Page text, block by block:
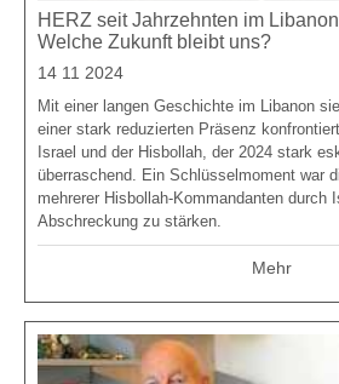
HERZ seit Jahrzehnten im Libanon
Welche Zukunft bleibt uns?
14 11 2024
Mit einer langen Geschichte im Libanon
einer stark reduzierten Präsenz
Israel und der Hisbollah, der 2024 stark
überraschend. Ein Schlüsselmoment war
mehrerer Hisbollah-Kommandanten durch
Abschreckung zu stärken.
Mehr